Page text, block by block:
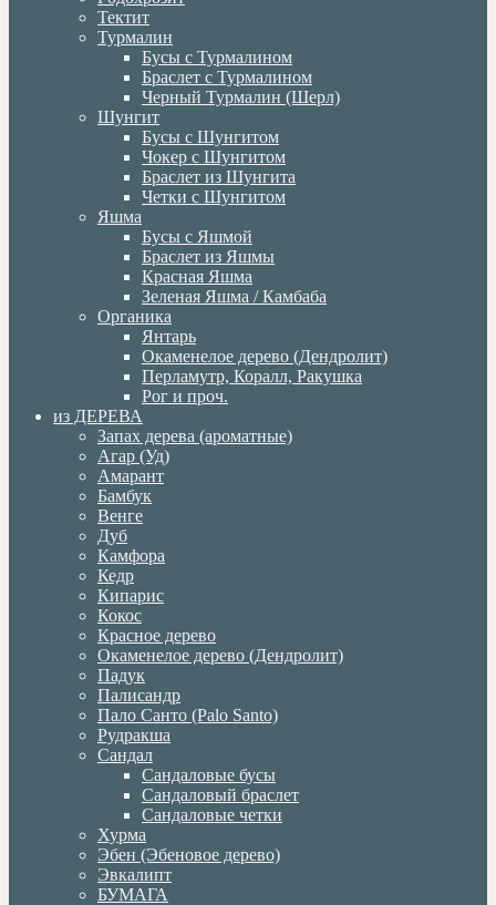
Тектит
Турмалин
Бусы с Турмалином
Браслет с Турмалином
Черный Турмалин (Шерл)
Шунгит
Бусы с Шунгитом
Чокер с Шунгитом
Браслет из Шунгита
Четки с Шунгитом
Яшма
Бусы с Яшмой
Браслет из Яшмы
Красная Яшма
Зеленая Яшма / Камбаба
Органика
Янтарь
Окаменелое дерево (Дендролит)
Перламутр, Коралл, Ракушка
Рог и проч.
из ДЕРЕВА
Запах дерева (ароматные)
Агар (Уд)
Амарант
Бамбук
Венге
Дуб
Камфора
Кедр
Кипарис
Кокос
Красное дерево
Окаменелое дерево (Дендролит)
Падук
Палисандр
Пало Санто (Palo Santo)
Рудракша
Сандал
Сандаловые бусы
Сандаловый браслет
Сандаловые четки
Хурма
Эбен (Эбеновое дерево)
Эвкалипт
БУМАГА